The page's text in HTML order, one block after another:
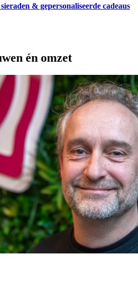
& gepersonaliseerde cadeaus
én omzet